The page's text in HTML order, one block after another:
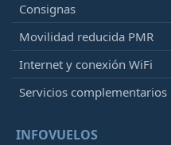
Consignas
Movilidad reducida PMR
Internet y conexión WiFi
Servicios complementarios
INFOVUELOS